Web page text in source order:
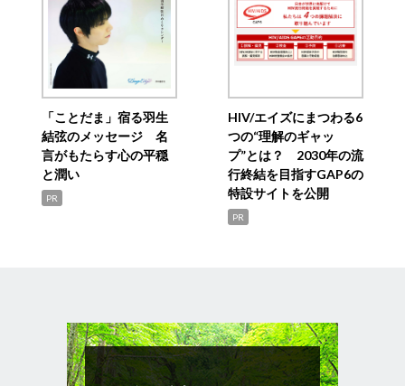
「ことだま」宿る羽生
結弦のメッセージ 名
言がもたらす心の平穏
と潤い
PR
HIV/エイズにまつわる6
つの“理解のギャッ
プ”とは？ 2030年の流
行終結を目指すGAP6の
特設サイトを公開
PR